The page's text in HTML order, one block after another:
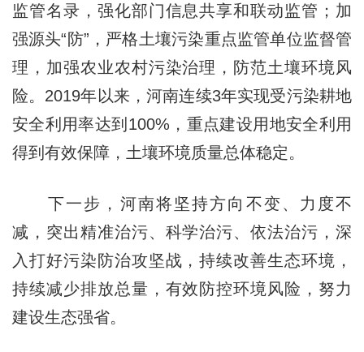
监管名录，强化部门信息共享和联动监管；加
强源头“防”，严格土壤污染重点监管单位监督管
理，加强农业农村污染治理，防范土壤环境风
险。2019年以来，河南连续3年实现受污染耕地
安全利用率达到100%，重点建设用地安全利用
得到有效保障，土壤环境质量总体稳定。
下一步，河南将坚持方向不变、力度不
减，突出精准治污、科学治污、依法治污，深
入打好污染防治攻坚战，持续改善生态环境，
持续减少排放总量，有效防控环境风险，努力
建设生态强省。